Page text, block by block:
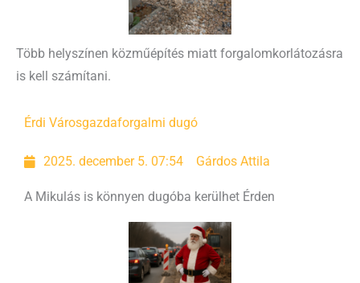
Több helyszínen közműépítés miatt forgalomkorlátozásra
is kell számítani.
Érdi Városgazdaforgalmi dugó
2025. december 5. 07:54 Gárdos Attila
A Mikulás is könnyen dugóba kerülhet Érden